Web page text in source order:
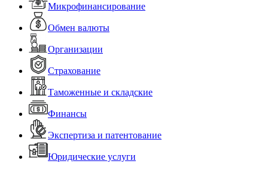
Микрофинансирование
Обмен валюты
Организации
Страхование
Таможенные и складские
Финансы
Экспертиза и патентование
Юридические услуги